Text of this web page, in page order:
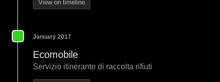
View on timeline
January 2017
Ecomobile
Servizio itinerante di raccolta rifiuti